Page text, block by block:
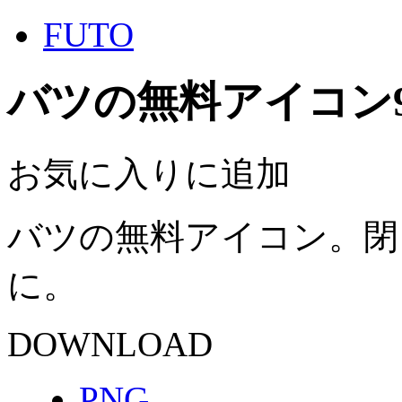
FUTO
バツの無料アイコン
お気に入りに追加
バツの無料アイコン。
に。
DOWNLOAD